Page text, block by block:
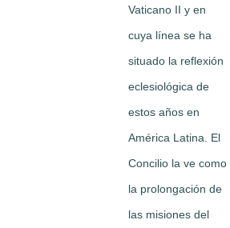
Vaticano II y en
cuya línea se ha
situado la reflexión
eclesiológica de
estos años en
América Latina. El
Concilio la ve como
la prolongación de
las misiones del